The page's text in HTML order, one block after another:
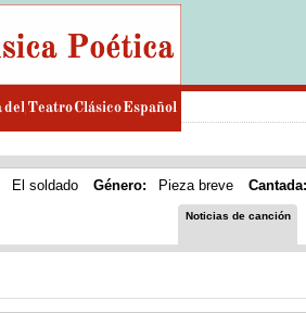
El soldado Género: Pieza breve
Noticias de canción